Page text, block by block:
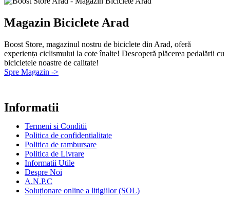
Magazin Biciclete Arad
Boost Store, magazinul nostru de biciclete din Arad, oferă
experiența ciclismului la cote înalte! Descoperă plăcerea pedalării cu
bicicletele noastre de calitate!
Spre Magazin ->
Informatii
Termeni si Conditii
Politica de confidentialitate
Politica de rambursare
Politica de Livrare
Informatii Utile
Despre Noi
A.N.P.C
Soluționare online a litigiilor (SOL)